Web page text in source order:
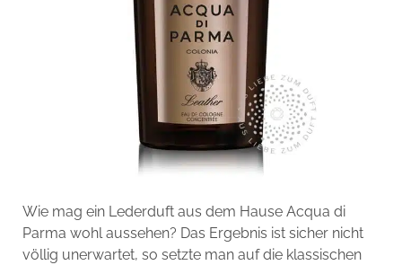
Wie mag ein Lederduft aus dem Hause Acqua di
Parma wohl aussehen? Das Ergebnis ist sicher nicht
völlig unerwartet, so setzte man auf die klassischen